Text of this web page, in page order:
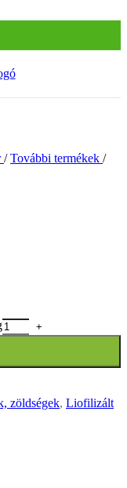
/ További termékek /
zöldségek, Liofilizált